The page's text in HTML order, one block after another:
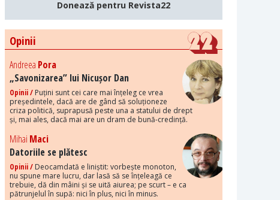
Donează pentru Revista22
Opinii
Andreea Pora
„Savonizarea” lui Nicușor Dan
Opinii / Puțini sunt cei care mai înțeleg ce vrea
președintele, dacă are de gând să soluționeze
criza politică, suprapusă peste una a statului de drept
și, mai ales, dacă mai are un dram de bună-credință.
Mihai Maci
Datoriile se plătesc
Opinii / Deocamdată e liniștit: vorbește monoton,
nu spune mare lucru, dar lasă să se înțeleagă ce
trebuie, dă din mâini și se uită aiurea; pe scurt – e ca
pătrunjelul în supă: nici în plus, nici în minus.